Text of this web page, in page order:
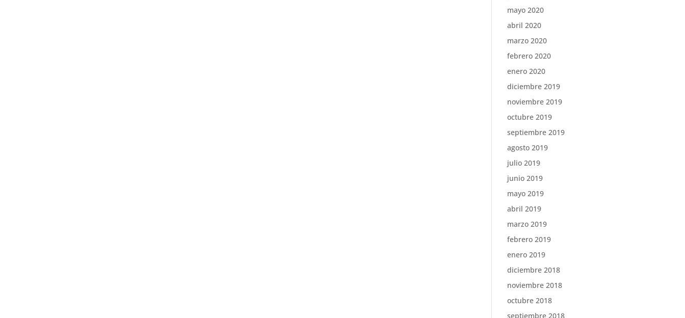
mayo 2020
abril 2020
marzo 2020
febrero 2020
enero 2020
diciembre 2019
noviembre 2019
octubre 2019
septiembre 2019
agosto 2019
julio 2019
junio 2019
mayo 2019
abril 2019
marzo 2019
febrero 2019
enero 2019
diciembre 2018
noviembre 2018
octubre 2018
septiembre 2018